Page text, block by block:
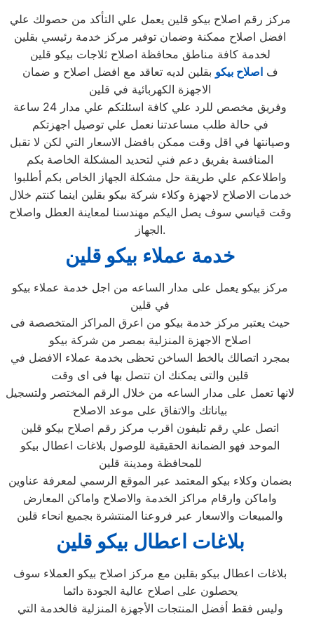
مركز رقم اصلاح بيكو قلين يعمل علي التأكد من حصولك علي
افضل اصلاح ممكنة وضمان توفير مركز خدمة رئيسي بقلين
لخدمة كافة مناطق محافظة اصلاح ثلاجات بيكو قلين
فاصلاح بيكو بقلين لديه تعاقد مع افضل اصلاح و ضمان
الاجهزة الكهربائية في قلين
وفريق مخصص للرد علي كافة اسئلتكم علي مدار 24 ساعة
في حالة طلب مساعدتنا نعمل علي توصيل اجهزتكم
وصيانتها في اقل وقت ممكن بافضل الاسعار التي لكن لا تقبل
المنافسة بفريق دعم فني لتحديد المشكلة الخاصة بكم
واطلاعكم علي طريقة حل مشكلة الجهاز الخاص بكم أطلبوا
خدمات الاصلاح لاجهزة وكلاء شركة بيكو بقلين اينما كنتم خلال
وقت قياسي سوف يصل اليكم مهندسنا لمعاينة العطل واصلاح
الجهاز.
خدمة عملاء بيكو قلين
مركز بيكو يعمل على مدار الساعه من اجل خدمة عملاء بيكو
في قلين
حيث يعتبر مركز خدمة بيكو من اعرق المراكز المتخصصة فى
اصلاح الاجهزة المنزلية بمصر من شركة بيكو
بمجرد اتصالك بالخط الساخن تحظى بخدمة عملاء الافضل في
قلين والتى يمكنك ان تتصل بها فى اى وقت
لانها تعمل على مدار الساعه من خلال الرقم المختصر ولتسجيل
بياناتك والاتفاق على موعد الاصلاح
اتصل علي رقم تليفون اقرب مركز رقم اصلاح بيكو قلين
الموحد فهو الضمانة الحقيقية للوصول بلاغات اعطال بيكو
للمحافظة ومدينة قلين
بضمان وكلاء بيكو المعتمد عبر الموقع الرسمي لمعرفة عناوين
واماكن وارقام مراكز الخدمة والاصلاح واماكن المعارض
والمبيعات والاسعار عبر فروعنا المنتشرة بجميع انحاء قلين
بلاغات اعطال بيكو قلين
بلاغات اعطال بيكو بقلين مع مركز اصلاح بيكو العملاء سوف
يحصلون على اصلاح عالية الجودة دائما
وليس فقط أفضل المنتجات الأجهزة المنزلية فالخدمة التي